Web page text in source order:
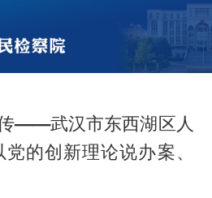
——武汉市东西湖区人
的创新理论说办案、